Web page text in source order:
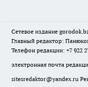
Сетевое издание gorodok
Главный редактор:
Телефон редакции: +7 922
электронная почта
sitesredaktor@yandex.ru